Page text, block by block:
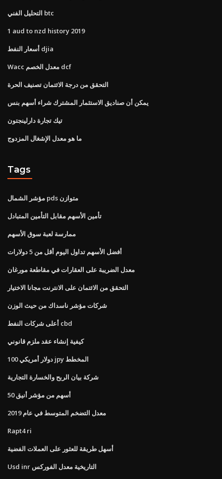
التحليل الفني btc
1 aud to nzd history 2019
أسعار النفط djia
Wacc معدل الخصم dcf
التحقق من درجة الائتمان تصنيف الحرة
يمكن أن صناديق الاستثمار المشترك شراء أسهم بنس
تيك تجارة دارلينجتون
ما هو معدل الإشغال المزدوج
Tags
مؤشر الشمال pds متوازن
تأمين الأسهم مقابل التأمين المتبادل
ممارسة لعبة سوق الأسهم
أفضل الأسهم تداول اليوم أقل من 5 دولارات
معدل الضريبة على العقارات في مقاطعة مورغان
التحقق من الائتمان على الانترنت مجانا الاختيار
شركات مؤشر ناسداك من حيث الوزن
أعلى شركات النفط cbd
كيفية إنشاء عقد ملزم قانوني
100 دولار أمريكي jpy المخطط
شركة بيان الربح والخسارة التجارية
50 أسهم من مؤشر أنيق
معدل التضخم المتوسط ​​في عام 2019
Rapt4 ri
أسهل طريقة للعثور على العملات الفضية
Usd inr التاريخية معدل الفوركس